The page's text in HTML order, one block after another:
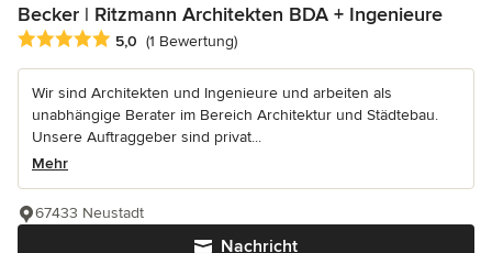
Becker | Ritzmann Architekten BDA + Ingenieure
Durchschnittliche Bewertung: 5 von 5 Sternen
5,0 (1 Bewertung)
Wir sind Architekten und Ingenieure und arbeiten als
unabhängige Berater im Bereich Architektur und Städtebau.
Unsere Auftraggeber sind privat...
Mehr
Nachricht
67433 Neustadt